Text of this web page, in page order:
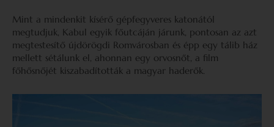
Mint a mindenkit kísérő gépfegyveres katonától
megtudjuk, Kabul egyik főutcáján járunk, pontosan az azt
megtestesítő újdörögdi Romvárosban és épp egy tálib ház
mellett sétálunk el, ahonnan egy orvosnőt, a film
főhősnőjét kiszabadították a magyar haderők.